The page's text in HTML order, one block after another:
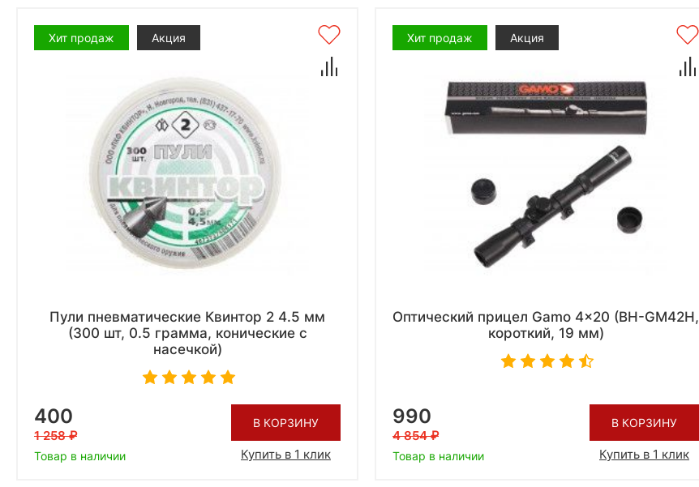
Хит продаж Акция
Пули пневматические Квинтор 2 4.5 мм
(300 шт, 0.5 грамма, конические с
насечкой)
400
1 258
Товар в наличии
В КОРЗИНУ
Купить в 1 клик
Хит продаж Акция
Оптический прицел Gamo 4x20 (BH-GM42H,
короткий, 19 мм)
990
4 854
Товар в наличии
В КОРЗИНУ
Купить в 1 клик